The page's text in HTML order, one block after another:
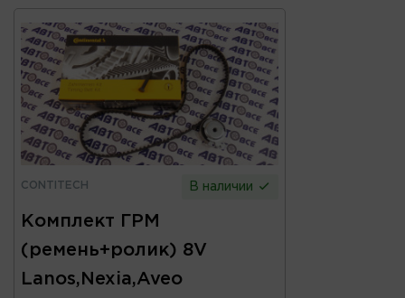
CONTITECH В наличии
Комплект ГРМ
(ремень+ролик) 8V
Lanos,Nexia,Aveo